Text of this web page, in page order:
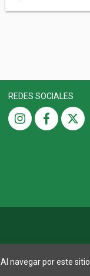
Al navegar por este sitio
REDES SOCIALES